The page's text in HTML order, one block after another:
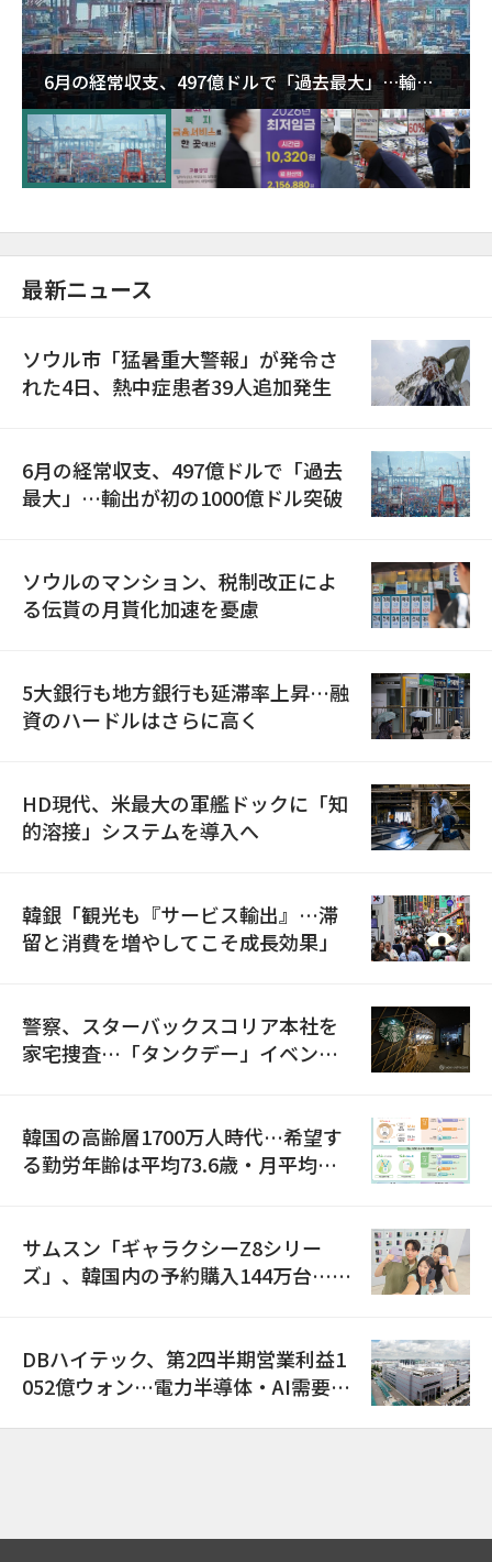
6月の経常収支、497億ドルで「過去最大」…輸出
が初の1000億ドル突破
最新ニュース
ソウル市「猛暑重大警報」が発令さ
れた4日、熱中症患者39人追加発生
6月の経常収支、497億ドルで「過去
最大」…輸出が初の1000億ドル突破
ソウルのマンション、税制改正によ
る伝貰の月貰化加速を憂慮
5大銀行も地方銀行も延滞率上昇…融
資のハードルはさらに高く
HD現代、米最大の軍艦ドックに「知
的溶接」システムを導入へ
韓銀「観光も『サービス輸出』…滞
留と消費を増やしてこそ成長効果」
警察、スターバックスコリア本社を
家宅捜査…「タンクデー」イベント
韓国の高齢層1700万人時代…希望す
る勤労年齢は平均73.6歳・月平均賃
サムスン「ギャラクシーZ8シリー
ズ」、韓国内の予約購入144万台…
DBハイテック、第2四半期営業利益1
052億ウォン…電力半導体・AI需要増